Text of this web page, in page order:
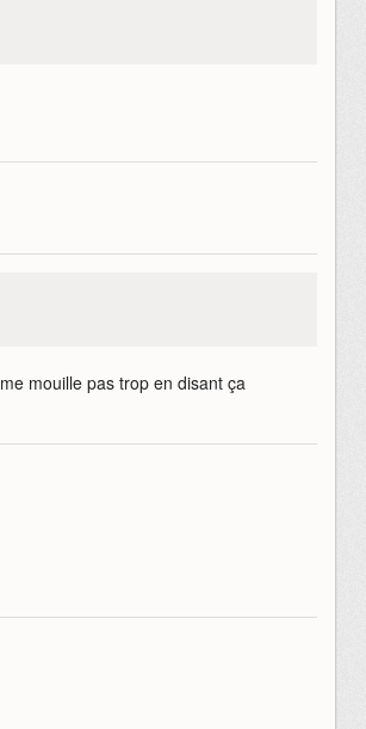
mouille pas trop en disant ça